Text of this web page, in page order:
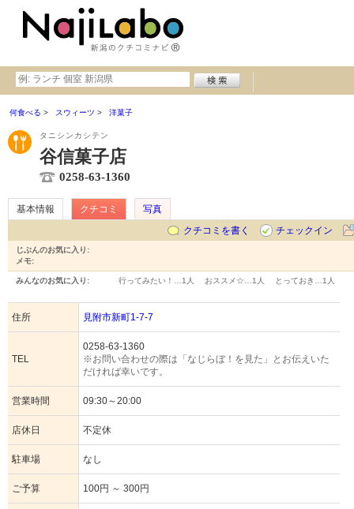
何食べる スウィーツ 洋菓子
タニシンカシテン
谷信菓子店
0258-63-1360
基本情報 クチコミ
写真
クチコミを書く
チェックイン
じぶんのお気に入り:
メモ:
みんなのお気に入り: 行ってみたい！… 1人 おススメ☆… 1人 とっておき… 1人
住所 見附市新町1-7-7
TEL
0258-63-1360
※お問い合わせの際は「なじらぼ！を見た」とお伝えいた
だければ幸いです。
営業時間 09:30～20:00
店休日 不定休
駐車場 なし
ご予算 100円 ～ 300円